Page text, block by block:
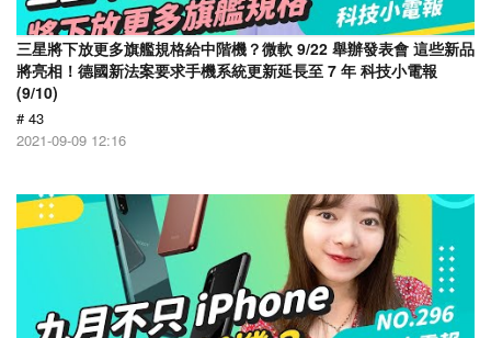
三星將下放更多旗艦規格給中階機？微軟 9/22 舉辦發表會 這些新品
將亮相！德國新法案要求手機系統更新延長至 7 年 科技小電報
(9/10)
# 43
2021-09-09 12:16